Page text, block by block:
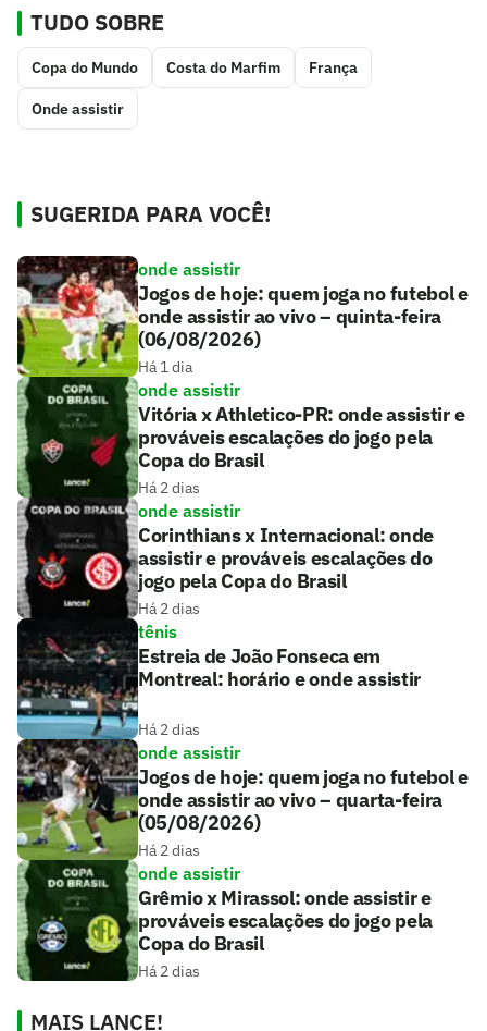
TUDO SOBRE
Copa do Mundo Costa do Marfim França
Onde assistir
SUGERIDA PARA VOCÊ!
onde assistir
Jogos de hoje: quem joga no futebol e
onde assistir ao vivo – quinta-feira
(06/08/2026)
Há 1 dia
onde assistir
Vitória x Athletico-PR: onde assistir e
prováveis escalações do jogo pela
Copa do Brasil
Há 2 dias
onde assistir
Corinthians x Internacional: onde
assistir e prováveis escalações do
jogo pela Copa do Brasil
Há 2 dias
tênis
Estreia de João Fonseca em
Montreal: horário e onde assistir
Há 2 dias
onde assistir
Jogos de hoje: quem joga no futebol e
onde assistir ao vivo – quarta-feira
(05/08/2026)
Há 2 dias
onde assistir
Grêmio x Mirassol: onde assistir e
prováveis escalações do jogo pela
Copa do Brasil
Há 2 dias
MAIS LANCE!